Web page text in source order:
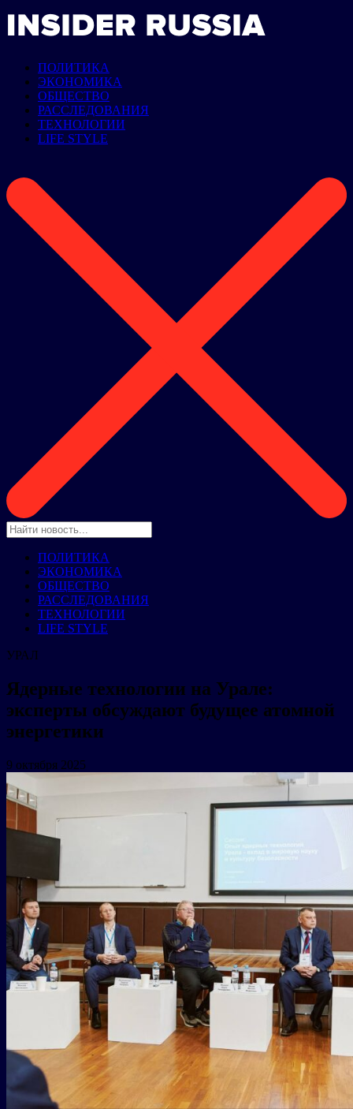
ПОЛИТИКА
ЭКОНОМИКА
ОБЩЕСТВО
РАССЛЕДОВАНИЯ
ТЕХНОЛОГИИ
LIFE STYLE
ПОЛИТИКА
ЭКОНОМИКА
ОБЩЕСТВО
РАССЛЕДОВАНИЯ
ТЕХНОЛОГИИ
LIFE STYLE
УРАЛ
Ядерные технологии на Урале:
эксперты обсуждают будущее атомной
энергетики
9 октября 2025